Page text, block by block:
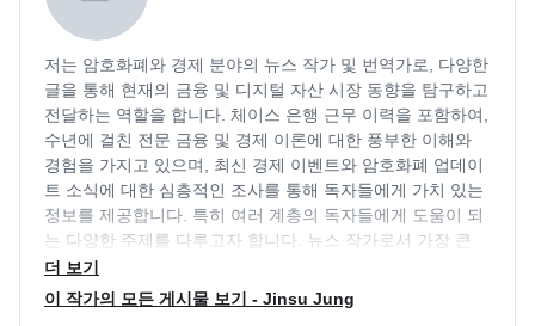
저는 암호화폐와 경제 분야의 뉴스 작가 및 번역가로, 다양한
글을 통해 현재의 금융 및 디지털 자산 시장 동향을 탐구하고
전달하는 역할을 합니다. 체이스 은행 근무 이력을 포함하여,
수년에 걸친 전문 금융 및 경제 이론에 대한 풍부한 이해와
경험을 가지고 있으며, 최신 경제 이벤트와 암호화폐 업데이
트 소식에 대한 심층적인 조사를 통해 독자들에게 가치 있는
정보를 제공합니다. 특히 여러 계층의 독자들에게 도움이 되
는 다양한 주제를 다루고자 합니다. 뉴스 작가로서 가장 큰
목표는 독자들에게 도움이 될만한 투명하고 객관적인 정보를
제공하는 것이며, 다양한 분야의 동향을 지속적으로 파악하
더 보기
이 작가의 모든 게시물 보기 - Jinsu Jung